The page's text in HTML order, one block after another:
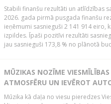
Stabili finanšu rezultāti un atlīdzības
2026. gada pirmā pusgada finanšu
ieņēmumi sasnieguši 2 141 914 eiro,
izpildes. Īpaši pozitīvi rezultāti
jau sasnieguši 173,8 % no plānotā
MŪZIKAS NOZĪME
ATMOSFĒRU UN IEVĒROT
Mūzika kā daļa no viesu pieredzes